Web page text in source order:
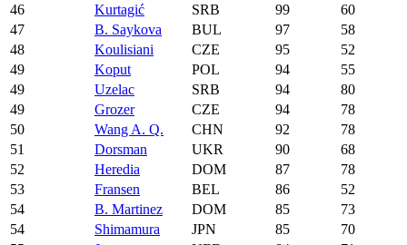
46
Kurtagić SRB 99
60
47
B. Saykova BUL 97
58
48
Koulisiani CZE 95
52
49
Koput POL 94
55
49
Uzelac SRB 94
80
49
Grozer CZE 94
78
50
Wang A. Q. CHN 92
78
51
Dorsman UKR 90
68
52
Heredia DOM 87
78
53
Fransen BEL 86
52
54
B. Martinez DOM 85
73
54
Shimamura JPN 85
70